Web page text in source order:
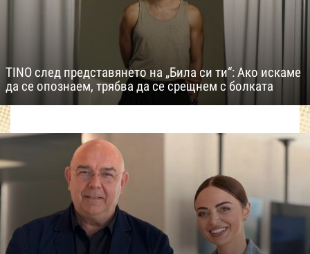
TINO след представянето на „Била си ти“: Ако искаме
да се опознаем, трябва да се срещнем с болката